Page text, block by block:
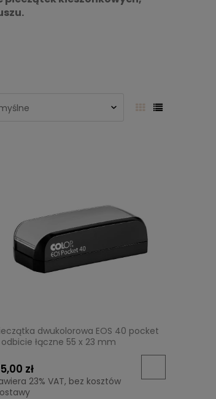
dwukolorowa EOS 40 pocket
łączne 55 x 23 mm
zł
23% VAT, bez kosztów